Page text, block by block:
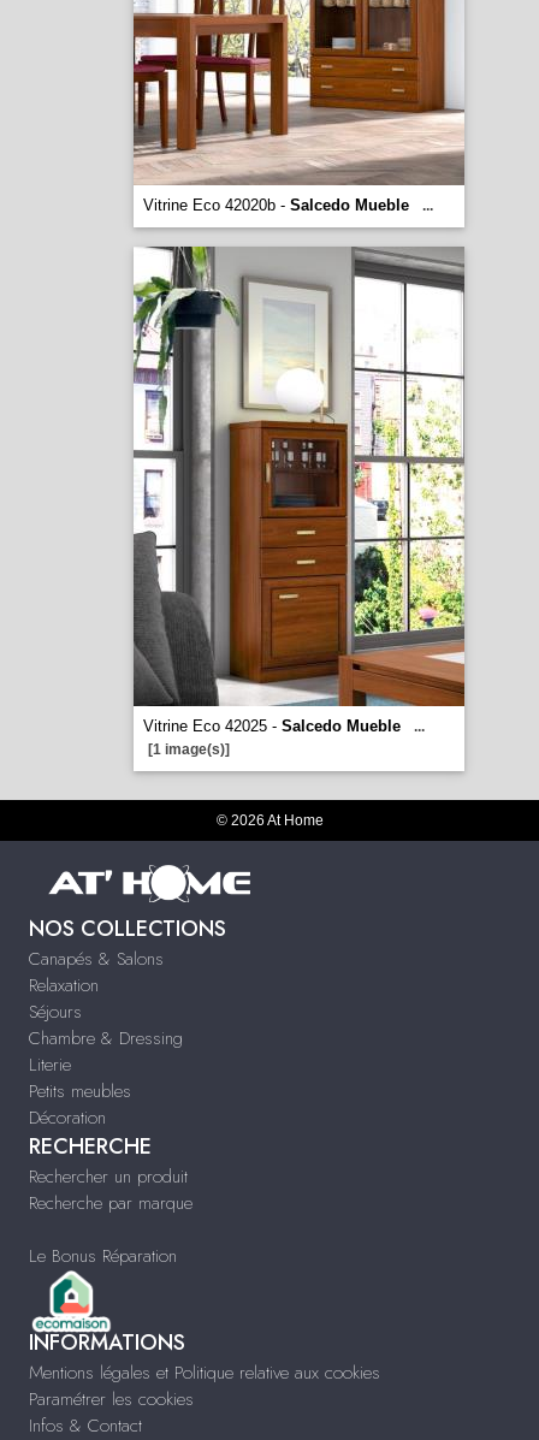
Vitrine Eco 42020b - Salcedo Mueble ...
Vitrine Eco 42025 - Salcedo Mueble
...
[1 image(s)]
© 2026 At Home
NOS COLLECTIONS
Canapés & Salons
Relaxation
Séjours
Chambre & Dressing
Literie
Petits meubles
Décoration
RECHERCHE
Rechercher un produit
Recherche par marque
Le Bonus Réparation
INFORMATIONS
Mentions légales et Politique relative aux cookies
Paramétrer les cookies
Infos & Contact